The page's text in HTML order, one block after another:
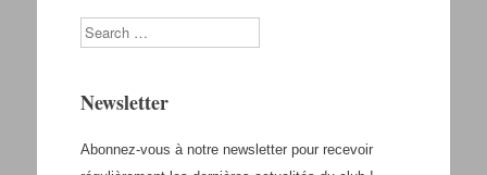
Search
Newsletter